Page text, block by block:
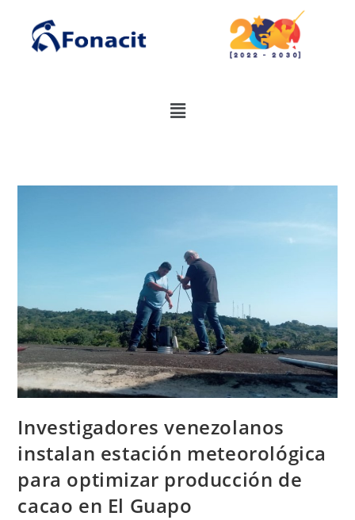
Investigadores venezolanos
instalan estación meteorológica
para optimizar producción de
cacao en El Guapo